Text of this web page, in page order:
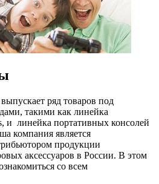
ряд товаров под
такими как линейка
и линейка портативных консолей
компания является
продукции
аксессуаров в России. В этом
со всем